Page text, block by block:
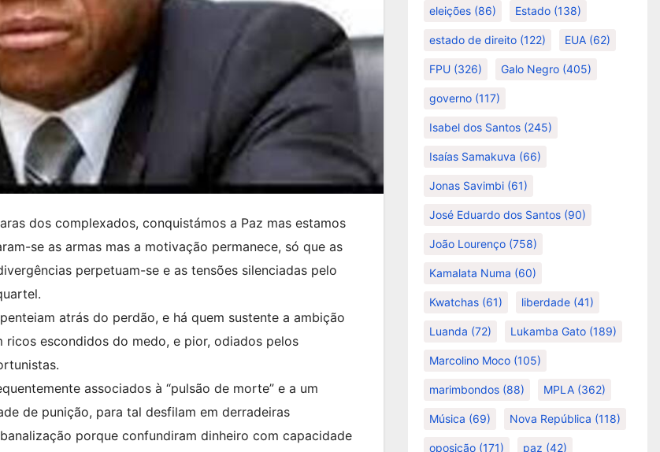
dos complexados, conquistámos a Paz mas estamos
se as armas mas a motivação permanece, só que as
perpetuam-se e as tensões silenciadas pelo
atrás do perdão, e há quem sustente a ambição
escondidos do medo, e pior, odiados pelos
associados à “pulsão de morte” e a um
de punição, para tal desfilam em derradeiras
porque confundiram dinheiro com capacidade
eleições (86) Estado (138)
estado de direito (122) EUA (62)
FPU (326) Galo Negro (405)
governo (117)
Isabel dos Santos (245)
Isaías Samakuva (66)
Jonas Savimbi (61)
José Eduardo dos Santos (90)
João Lourenço (758)
Kamalata Numa (60)
Kwatchas (61) liberdade (41)
Luanda (72) Lukamba Gato (189)
Marcolino Moco (105)
marimbondos (88) MPLA (362)
Música (69) Nova República (118)
oposição (171) paz (42)